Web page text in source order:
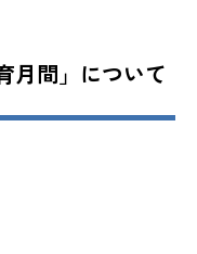
月間」について